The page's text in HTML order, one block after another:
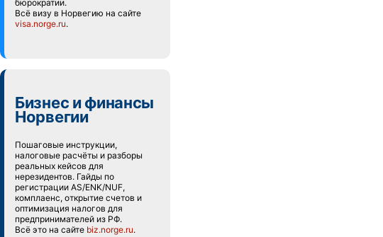
бюрократии.
Всё визу в Норвегию на сайте
visa.norge.ru.
Бизнес и финансы
Норвегии
Пошаговые инструкции,
налоговые расчёты и разборы
реальных кейсов для
нерезидентов. Гайды по
регистрации AS/ENK/NUF,
комплаенс, открытие счетов и
оптимизация налогов для
предпринимателей из РФ.
Всё это на сайте biz.norge.ru.